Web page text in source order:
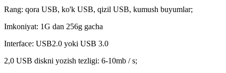
Rang: qora USB, ko'k USB, qizil USB, kumush buyumlar;
Imkoniyat: 1G dan 256g gacha
Interface: USB2.0 yoki USB 3.0
2,0 USB diskni yozish tezligi: 6-10mb / s;